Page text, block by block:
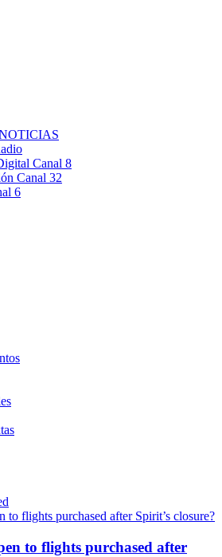
Canal 8
Canal 32
6
to flights purchased after